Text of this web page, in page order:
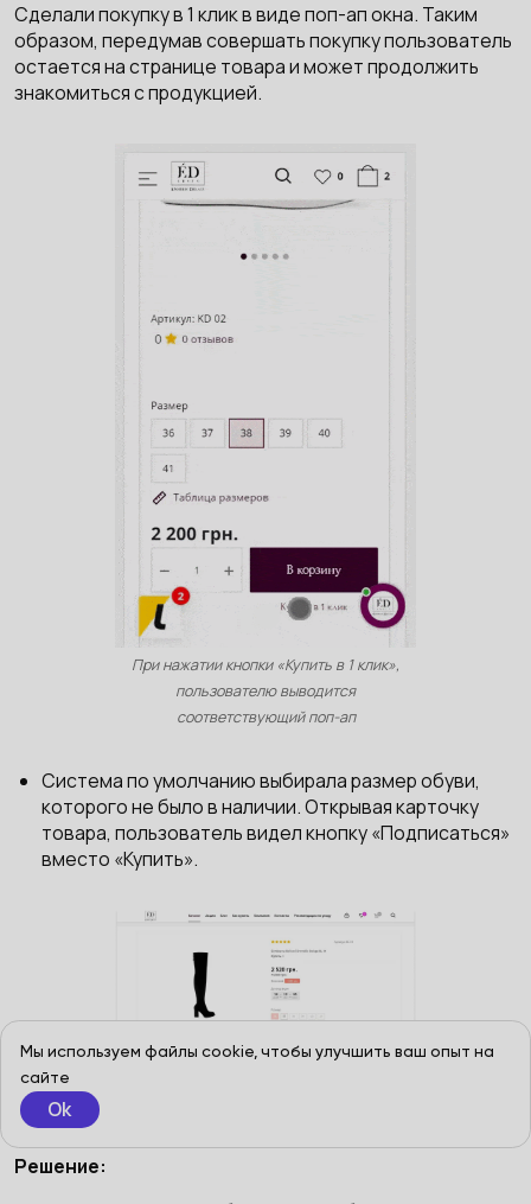
Мы используем файлы cookie, чтобы улучшить ваш опыт на
сайте
Ok
Сделали покупку в 1 клик в виде поп-ап окна. Таким
образом, передумав совершать покупку пользователь
остается на странице товара и может продолжить
знакомиться с продукцией.
При нажатии кнопки «Купить в 1 клик»,
пользователю выводится
соответствующий поп-ап
Система по умолчанию выбирала размер обуви,
которого не было в наличии. Открывая карточку
товара, пользователь видел кнопку «Подписаться»
вместо «Купить».
Решение: